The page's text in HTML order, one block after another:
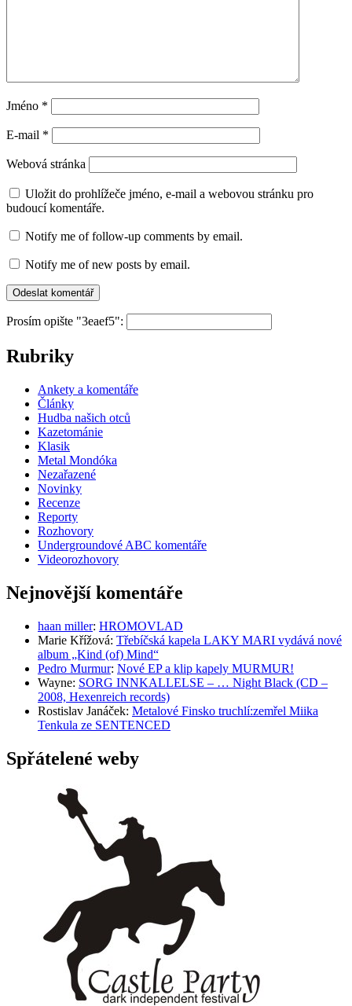
Jméno *
E-mail *
Webová stránka
Uložit do prohlížeče jméno, e-mail a webovou stránku pro
budoucí komentáře.
Notify me of follow-up comments by email.
Notify me of new posts by email.
Prosím opište "3eaef5":
Rubriky
Ankety a komentáře
Články
Hudba našich otců
Kazetománie
Klasik
Metal Mondóka
Nezařazené
Novinky
Recenze
Reporty
Rozhovory
Undergroundové ABC komentáře
Videorozhovory
Nejnovější komentáře
haan miller: HROMOVLAD
Marie Křížová: Třebíčská kapela LAKY MARI vydává nové
album „Kind (of) Mind“
Pedro Murmur: Nové EP a klip kapely MURMUR!
Wayne: SORG INNKALLELSE – … Night Black (CD –
2008, Hexenreich records)
Rostislav Janáček: Metalové Finsko truchlí:zemřel Miika
Tenkula ze SENTENCED
Spřátelené weby